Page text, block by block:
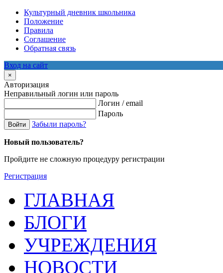
Культурный дневник школьника
Положение
Правила
Соглашение
Обратная связь
Вход на сайт
×
Авторизация
Неправильный логин или пароль
Логин / email
Пароль
Войти Забыли пароль?
Новый пользователь?
Пройдите не сложную процедуру регистрации
Регистрация
ГЛАВНАЯ
БЛОГИ
УЧРЕЖДЕНИЯ
НОВОСТИ